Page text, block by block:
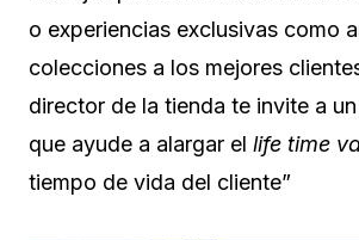
o experiencias exclusivas como
colecciones a los mejores
director de la tienda te invite a
que ayude a alargar el life time
tiempo de vida del cliente”